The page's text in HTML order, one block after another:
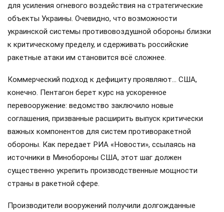
для усиления огневого воздействия на стратегические
объекты Украины. Очевидно, что возможности
украинской системы противовоздушной обороны близки
к критическому пределу, и сдерживать российские
ракетные атаки им становится всё сложнее.
Коммерческий подход к дефициту проявляют… США,
конечно. Пентагон берет курс на ускоренное
перевооружение: ведомство заключило новые
соглашения, призванные расширить выпуск критически
важных компонентов для систем противоракетной
обороны. Как передает РИА «Новости», ссылаясь на
источники в Минобороны США, этот шаг должен
существенно укрепить производственные мощности
страны в ракетной сфере.
Производители вооружений получили долгожданные